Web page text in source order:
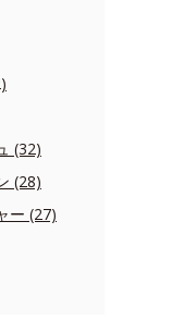
(32)
(28)
ー (27)